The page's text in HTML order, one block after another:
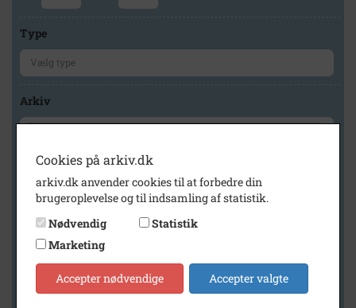
Type
Arkiv
Geografi
Generelt
Vis kun med billeder
Cookies på arkiv.dk
arkiv.dk anvender cookies til at forbedre din
brugeroplevelse og til indsamling af statistik.
Nødvendig
Statistik
Marketing
Accepter nødvendige Accepter valgte